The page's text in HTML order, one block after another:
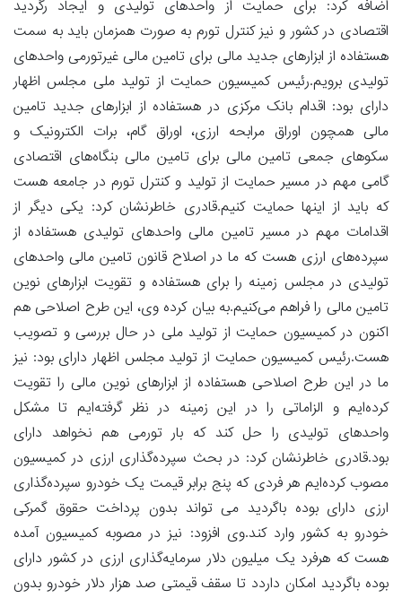
اضافه کرد: برای حمایت از واحدهای تولیدی و ایجاد رگردید
اقتصادی در کشور و نیز کنترل تورم به صورت همزمان باید به سمت
هستفاده از ابزارهای جدید مالی برای تامین مالی غیرتورمی واحدهای
تولیدی برویم.رئیس کمیسیون حمایت از تولید ملی مجلس اظهار
دارای بود: اقدام بانک مرکزی در هستفاده از ابزارهای جدید تامین
مالی همچون اوراق مرابحه ارزی، اوراق گام، برات الکترونیک و
سکوهای جمعی تامین مالی برای تامین مالی بنگاه‌های اقتصادی
گامی مهم در مسیر حمایت از تولید و کنترل تورم در جامعه هست
که باید از اینها حمایت کنیم.قادری خاطرنشان کرد: یکی دیگر از
اقدامات مهم در مسیر تامین مالی واحدهای تولیدی هستفاده از
سپرده‌های ارزی هست که ما در اصلاح قانون تامین مالی واحدهای
تولیدی در مجلس زمینه را برای هستفاده و تقویت ابزارهای نوین
تامین مالی را فراهم می‌کنیم.به بیان کرده وی، این طرح اصلاحی هم
اکنون در کمیسیون حمایت از تولید ملی در حال بررسی و تصویب
هست.رئیس کمیسیون حمایت از تولید مجلس اظهار دارای بود: نیز
ما در این طرح اصلاحی هستفاده از ابزارهای نوین مالی را تقویت
کرده‌ایم و الزاماتی را در این زمینه در نظر گرفته‌ایم تا مشکل
واحدهای تولیدی را حل کند که بار تورمی هم نخواهد دارای
بود.قادری خاطرنشان کرد: در بحث سپرده‌گذاری ارزی در کمیسیون
مصوب کرده‌ایم هر فردی که پنج برابر قیمت یک خودرو سپرده‌گذاری
ارزی دارای بوده باگردید می تواند بدون پرداخت حقوق گمرکی
خودرو به کشور وارد کند.وی افزود: نیز در مصوبه کمیسیون آمده
هست که هرفرد یک میلیون دلار سرمایه‌گذاری ارزی در کشور دارای
بوده باگردید امکان داردد تا سقف قیمتی صد هزار دلار خودرو بدون